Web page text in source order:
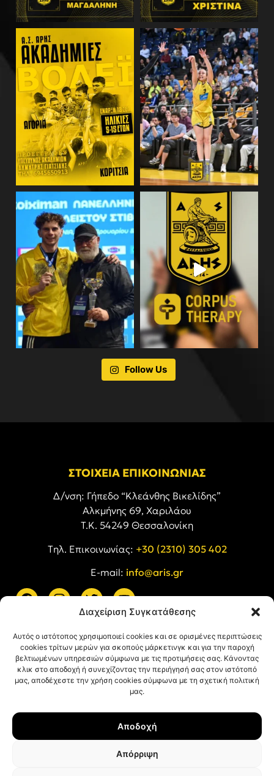
Διαχείριση Συγκατάθεσης
Αυτός ο ιστότοπος χρησιμοποιεί cookies και σε ορισμένες περιπτώσεις
cookies τρίτων μερών για σκοπούς μάρκετινγκ και για την παροχή
βελτιωμένων υπηρεσιών σύμφωνα με τις προτιμήσεις σας. Κάνοντας
κλικ στο αποδοχή ή συνεχίζοντας την περιήγησή σας στον ιστότοπό
μας, αποδέχεστε την χρήση cookies σύμφωνα με τη σχετική πολιτική
μας.
Αποδοχή
Απόρριψη
Follow Us
ΣΤΟΙΧΕΙΑ ΕΠΙΚΟΙΝΩΝΙΑΣ
Δ/νση: Γήπεδο “Κλεάνθης Βικελίδης”
Αλκμήνης 69, Χαριλάου
Τ.Κ. 54249 Θεσσαλονίκη
Tηλ. Επικοινωνίας: +30 (2310) 305 402
E-mail: info@aris.gr
Όροι Χρήσης
Πολιτική Cookies